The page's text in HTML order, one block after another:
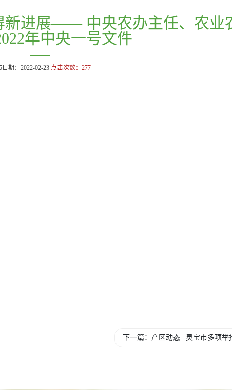
新进展—— 中央农办主任、农业
年中央一号文件
日期：2022-02-23 点击次数： 277
下一篇：产区动态 | 灵宝市多项